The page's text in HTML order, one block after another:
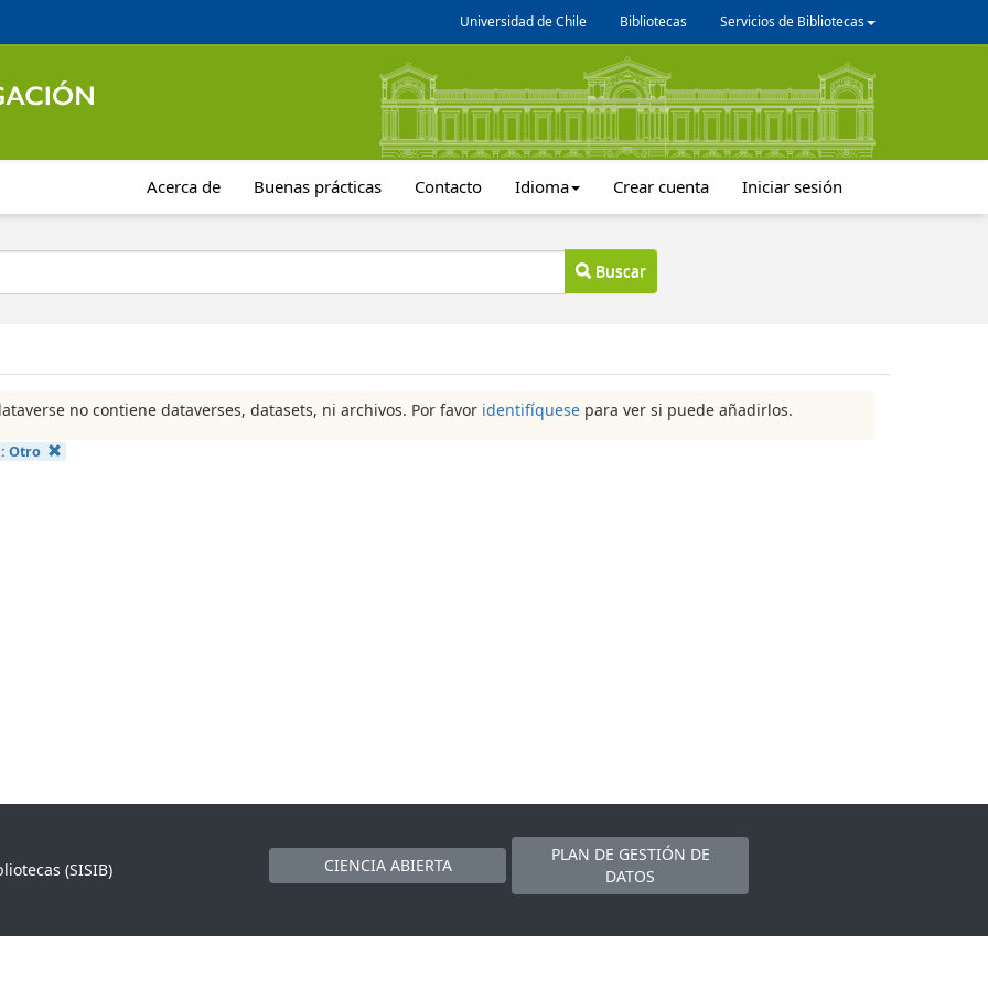
Universidad de Chile Bibliotecas Servicios de Bibliotecas
Acerca de Buenas prácticas Contacto Idioma Crear cuenta Iniciar sesión
Buscar
no contiene dataverses, datasets, ni archivos. Por favor identifíquese para ver si puede añadirlos.
Otro
(SISIB)
CIENCIA ABIERTA
PLAN DE GESTIÓN DE
DATOS